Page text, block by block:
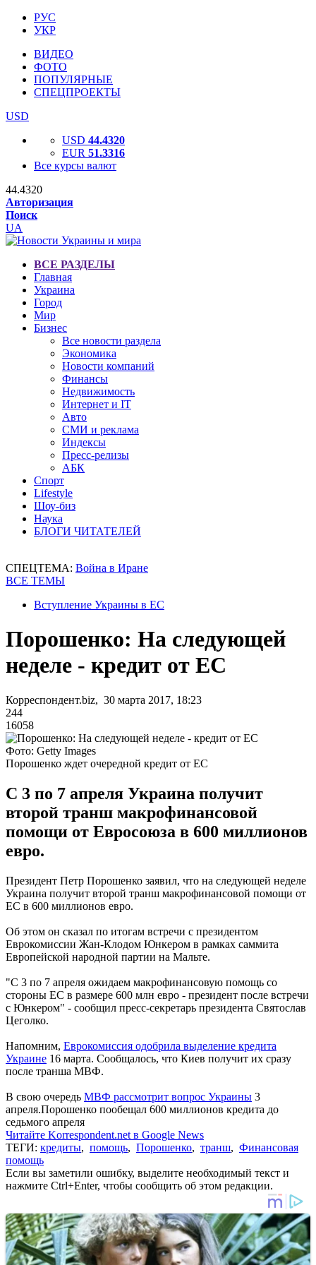
РУС
УКР
ВИДЕО
ФОТО
ПОПУЛЯРНЫЕ
СПЕЦПРОЕКТЫ
USD
USD 44.4320
EUR 51.3316
Все курсы валют
44.4320
Авторизация
Поиск
UA
ВСЕ РАЗДЕЛЫ
Главная
Украина
Город
Мир
Бизнес
Все новости раздела
Экономика
Новости компаний
Финансы
Недвижимость
Интернет и IT
Авто
СМИ и реклама
Индексы
Пресс-релизы
АБК
Спорт
Lifestyle
Шоу-биз
Наука
БЛОГИ ЧИТАТЕЛЕЙ
СПЕЦТЕМА: Война в Иране
ВСЕ ТЕМЫ
Вступление Украины в ЕС
Порошенко: На следующей
неделе - кредит от ЕС
Корреспондент.biz, 30 марта 2017, 18:23
244
16058
Фото: Getty Images
Порошенко ждет очередной кредит от ЕС
С 3 по 7 апреля Украина получит
второй транш макрофинансовой
помощи от Евросоюза в 600 миллионов
евро.
Президент Петр Порошенко заявил, что на следующей неделе
Украина получит второй транш макрофинансовой помощи от
ЕС в 600 миллионов евро.
Об этом он сказал по итогам встречи с президентом
Еврокомиссии Жан-Клодом Юнкером в рамках саммита
Европейской народной партии на Мальте.
"С 3 по 7 апреля ожидаем макрофинансовую помощь со
стороны ЕС в размере 600 млн евро - президент после встречи
с Юнкером" - сообщил пресс-секретарь президента Святослав
Цеголко.
Напомним, Еврокомиссия одобрила выделение кредита
Украине 16 марта. Сообщалось, что Киев получит их сразу
после транша МВФ.
В свою очередь МВФ рассмотрит вопрос Украины 3
апреля.Порошенко пообещал 600 миллионов кредита до
седьмого апреля
Читайте Korrespondent.net в Google News
ТЕГИ: кредиты, помощь, Порошенко, транш, Финансовая
помощь
Если вы заметили ошибку, выделите необходимый текст и
нажмите Ctrl+Enter, чтобы сообщить об этом редакции.